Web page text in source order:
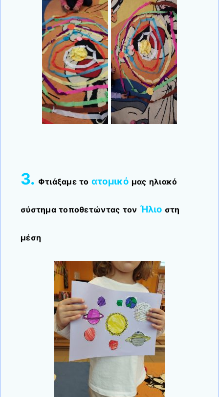
3. Φτιάξαμε το ατομικό μας ηλιακό
σύστημα τοποθετώντας τον Ήλιο στη
μέση